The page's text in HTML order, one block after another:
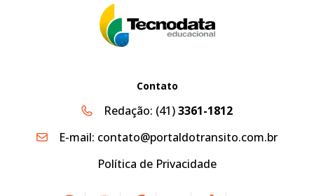
Contato
Redação: (41)3361-1812
E-mail: contato@portaldotransito.com.br
Política de Privacidade